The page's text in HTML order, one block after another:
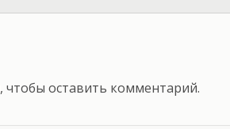
, чтобы оставить комментарий.